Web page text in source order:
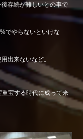
存続が難しいとの事で
でやらないといけな
出来ないなど。
宝する時代に成って来